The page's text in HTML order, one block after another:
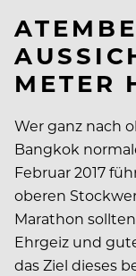
METER
Wer ganz nach
Bangkok
Februar 2017
oberen
Marathon
Ehrgeiz und
das Ziel dieses